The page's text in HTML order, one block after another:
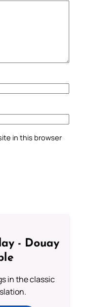
in this browser
- Douay
in the classic